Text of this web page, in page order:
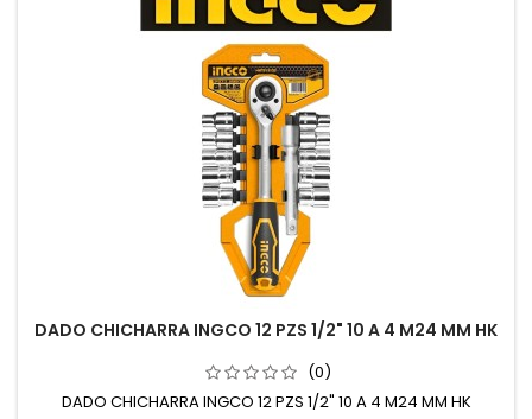
DADO CHICHARRA INGCO 12 PZS 1/2" 10 A 4 M24 MM HK
(0)
DADO CHICHARRA INGCO 12 PZS 1/2" 10 A 4 M24 MM HK